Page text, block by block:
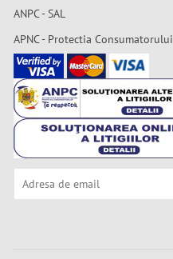
ANPC - SAL
APNC - Protectia Consumatorului